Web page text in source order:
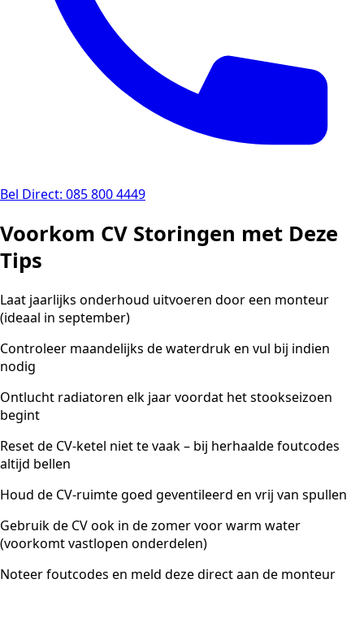
Bel Direct: 085 800 4449
Voorkom CV Storingen met Deze
Tips
Laat jaarlijks onderhoud uitvoeren door een monteur
(ideaal in september)
Controleer maandelijks de waterdruk en vul bij indien
nodig
Ontlucht radiatoren elk jaar voordat het stookseizoen
begint
Reset de CV-ketel niet te vaak – bij herhaalde foutcodes
altijd bellen
Houd de CV-ruimte goed geventileerd en vrij van spullen
Gebruik de CV ook in de zomer voor warm water
(voorkomt vastlopen onderdelen)
Noteer foutcodes en meld deze direct aan de monteur